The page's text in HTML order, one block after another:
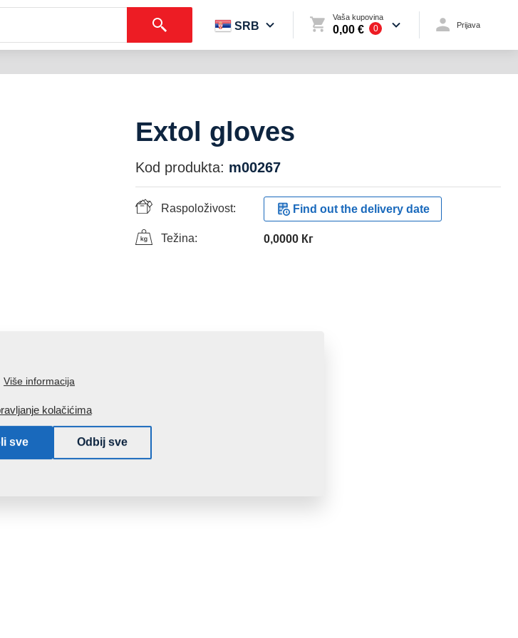
SRB
Vaša kupovina
0,00 € 0 Prijava
Extol gloves
Kod produkta: m00267
Raspoloživost: Find out the delivery date
Težina: 0,0000 Кг
Više informacija
kolačićima
sve Odbij sve